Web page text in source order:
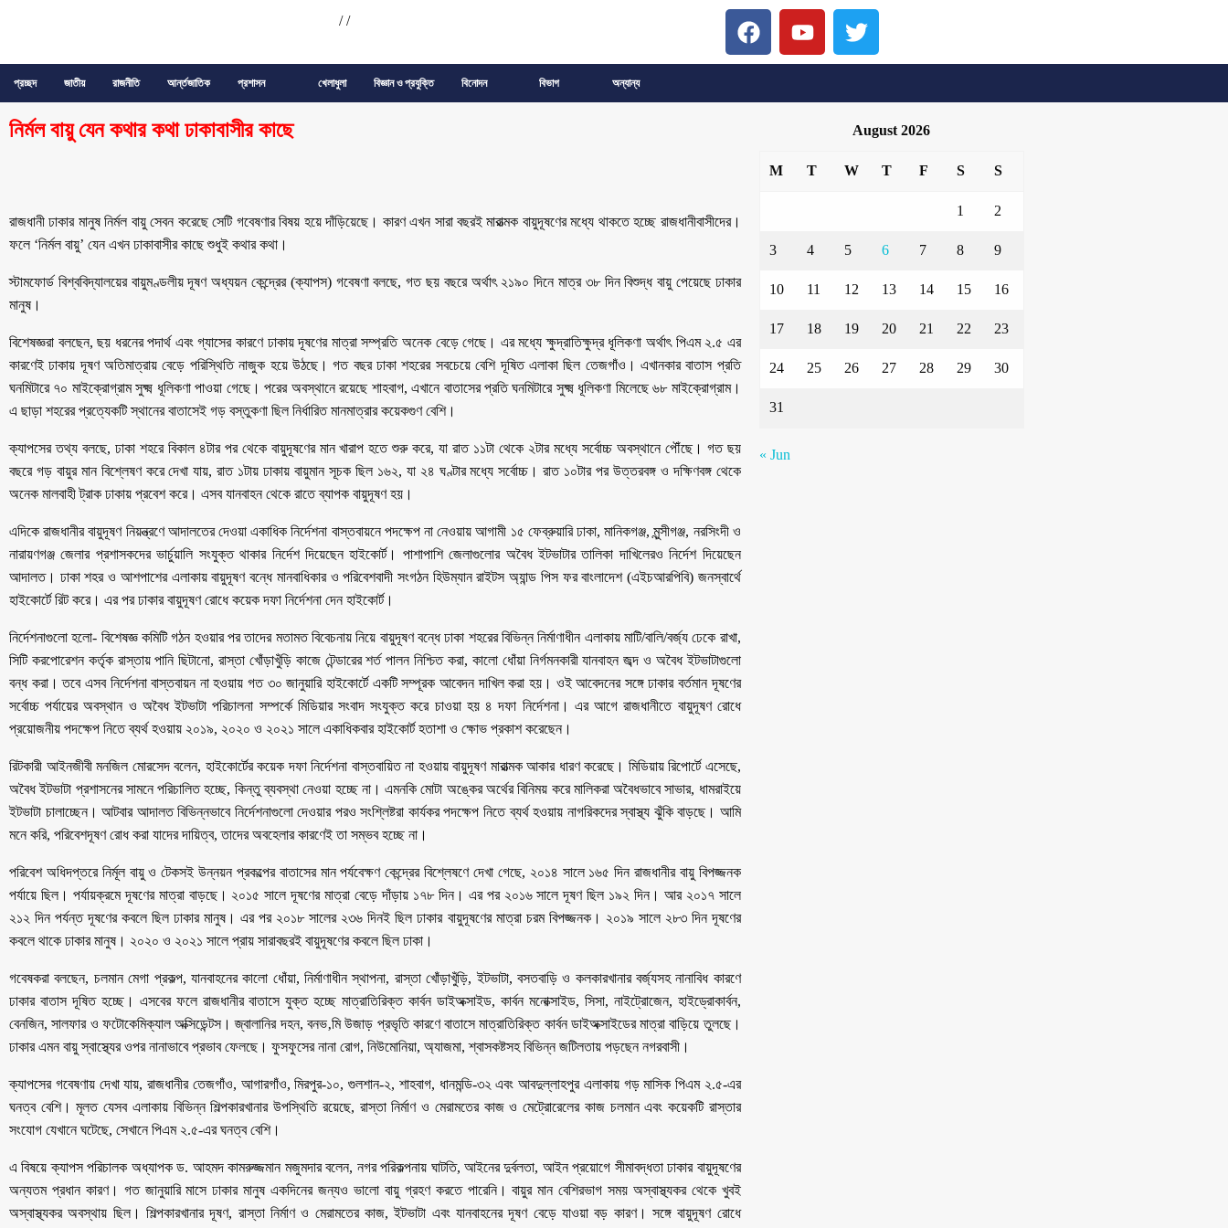
//
প্রচ্ছদ জাতীয় রাজনীতি আর্ন্তজাতিক প্রশাসন খেলাধুলা বিজ্ঞান ও প্রযুক্তি বিনোদন বিভাগ অন্যান্য
নির্মল বায়ু যেন কথার কথা ঢাকাবাসীর কাছে
রাজধানী ঢাকার মানুষ নির্মল বায়ু সেবন করেছে সেটি গবেষণার বিষয় হয়ে দাঁড়িয়েছে। কারণ এখন সারা বছরই মারাত্মক বায়ুদূষণের মধ্যে থাকতে হচ্ছে রাজধানীবাসীদের।
ফলে ‘নির্মল বায়ু’ যেন এখন ঢাকাবাসীর কাছে শুধুই কথার কথা।
স্টামফোর্ড বিশ্ববিদ্যালয়ের বায়ুমণ্ডলীয় দূষণ অধ্যয়ন কেন্দ্রের (ক্যাপস) গবেষণা বলছে, গত ছয় বছরে অর্থাৎ ২১৯০ দিনে মাত্র ৩৮ দিন বিশুদ্ধ বায়ু পেয়েছে ঢাকার
মানুষ।
বিশেষজ্ঞরা বলছেন, ছয় ধরনের পদার্থ এবং গ্যাসের কারণে ঢাকায় দূষণের মাত্রা সম্প্রতি অনেক বেড়ে গেছে। এর মধ্যে ক্ষুদ্রাতিক্ষুদ্র ধূলিকণা অর্থাৎ পিএম ২.৫ এর
কারণেই ঢাকায় দূষণ অতিমাত্রায় বেড়ে পরিস্থিতি নাজুক হয়ে উঠছে। গত বছর ঢাকা শহরের সবচেয়ে বেশি দূষিত এলাকা ছিল তেজগাঁও। এখানকার বাতাস প্রতি
ঘনমিটারে ৭০ মাইক্রোগ্রাম সুক্ষ্ম ধূলিকণা পাওয়া গেছে। পরের অবস্থানে রয়েছে শাহবাগ, এখানে বাতাসের প্রতি ঘনমিটারে সুক্ষ্ম ধূলিকণা মিলেছে ৬৮ মাইক্রোগ্রাম।
এ ছাড়া শহরের প্রত্যেকটি স্থানের বাতাসেই গড় বস্তুকণা ছিল নির্ধারিত মানমাত্রার কয়েকগুণ বেশি।
ক্যাপসের তথ্য বলছে, ঢাকা শহরে বিকাল ৪টার পর থেকে বায়ুদূষণের মান খারাপ হতে শুরু করে, যা রাত ১১টা থেকে ২টার মধ্যে সর্বোচ্চ অবস্থানে পৌঁছে। গত ছয়
বছরে গড় বায়ুর মান বিশ্লেষণ করে দেখা যায়, রাত ১টায় ঢাকায় বায়ুমান সূচক ছিল ১৬২, যা ২৪ ঘণ্টার মধ্যে সর্বোচ্চ। রাত ১০টার পর উত্তরবঙ্গ ও দক্ষিণবঙ্গ থেকে
অনেক মালবাহী ট্রাক ঢাকায় প্রবেশ করে। এসব যানবাহন থেকে রাতে ব্যাপক বায়ুদূষণ হয়।
এদিকে রাজধানীর বায়ুদূষণ নিয়ন্ত্রণে আদালতের দেওয়া একাধিক নির্দেশনা বাস্তবায়নে পদক্ষেপ না নেওয়ায় আগামী ১৫ ফেব্রুয়ারি ঢাকা, মানিকগঞ্জ, মুন্সীগঞ্জ, নরসিংদী ও
নারায়ণগঞ্জ জেলার প্রশাসকদের ভার্চুয়ালি সংযুক্ত থাকার নির্দেশ দিয়েছেন হাইকোর্ট। পাশাপাশি জেলাগুলোর অবৈধ ইটভাটার তালিকা দাখিলেরও নির্দেশ দিয়েছেন
আদালত। ঢাকা শহর ও আশপাশের এলাকায় বায়ুদূষণ বন্ধে মানবাধিকার ও পরিবেশবাদী সংগঠন হিউম্যান রাইটস অ্যান্ড পিস ফর বাংলাদেশ (এইচআরপিবি) জনস্বার্থে
হাইকোর্টে রিট করে। এর পর ঢাকার বায়ুদূষণ রোধে কয়েক দফা নির্দেশনা দেন হাইকোর্ট।
নির্দেশনাগুলো হলো- বিশেষজ্ঞ কমিটি গঠন হওয়ার পর তাদের মতামত বিবেচনায় নিয়ে বায়ুদূষণ বন্ধে ঢাকা শহরের বিভিন্ন নির্মাণাধীন এলাকায় মাটি/বালি/বর্জ্য ঢেকে রাখা,
সিটি করপোরেশন কর্তৃক রাস্তায় পানি ছিটানো, রাস্তা খোঁড়াখুঁড়ি কাজে টেন্ডারের শর্ত পালন নিশ্চিত করা, কালো ধোঁয়া নির্গমনকারী যানবাহন জব্দ ও অবৈধ ইটভাটাগুলো
বন্ধ করা। তবে এসব নির্দেশনা বাস্তবায়ন না হওয়ায় গত ৩০ জানুয়ারি হাইকোর্টে একটি সম্পূরক আবেদন দাখিল করা হয়। ওই আবেদনের সঙ্গে ঢাকার বর্তমান দূষণের
সর্বোচ্চ পর্যায়ের অবস্থান ও অবৈধ ইটভাটা পরিচালনা সম্পর্কে মিডিয়ার সংবাদ সংযুক্ত করে চাওয়া হয় ৪ দফা নির্দেশনা। এর আগে রাজধানীতে বায়ুদূষণ রোধে
প্রয়োজনীয় পদক্ষেপ নিতে ব্যর্থ হওয়ায় ২০১৯, ২০২০ ও ২০২১ সালে একাধিকবার হাইকোর্ট হতাশা ও ক্ষোভ প্রকাশ করেছেন।
রিটকারী আইনজীবী মনজিল মোরসেদ বলেন, হাইকোর্টের কয়েক দফা নির্দেশনা বাস্তবায়িত না হওয়ায় বায়ুদূষণ মারাত্মক আকার ধারণ করেছে। মিডিয়ায় রিপোর্টে এসেছে,
অবৈধ ইটভাটা প্রশাসনের সামনে পরিচালিত হচ্ছে, কিন্তু ব্যবস্থা নেওয়া হচ্ছে না। এমনকি মোটা অঙ্কের অর্থের বিনিময় করে মালিকরা অবৈধভাবে সাভার, ধামরাইয়ে
ইটভাটা চালাচ্ছেন। আটবার আদালত বিভিন্নভাবে নির্দেশনাগুলো দেওয়ার পরও সংশ্লিষ্টরা কার্যকর পদক্ষেপ নিতে ব্যর্থ হওয়ায় নাগরিকদের স্বাস্থ্য ঝুঁকি বাড়ছে। আমি
মনে করি, পরিবেশদূষণ রোধ করা যাদের দায়িত্ব, তাদের অবহেলার কারণেই তা সম্ভব হচ্ছে না।
পরিবেশ অধিদপ্তরে নির্মূল বায়ু ও টেকসই উন্নয়ন প্রকল্পের বাতাসের মান পর্যবেক্ষণ কেন্দ্রের বিশ্লেষণে দেখা গেছে, ২০১৪ সালে ১৬৫ দিন রাজধানীর বায়ু বিপজ্জনক
পর্যায়ে ছিল। পর্যায়ক্রমে দূষণের মাত্রা বাড়ছে। ২০১৫ সালে দূষণের মাত্রা বেড়ে দাঁড়ায় ১৭৮ দিন। এর পর ২০১৬ সালে দূষণ ছিল ১৯২ দিন। আর ২০১৭ সালে
২১২ দিন পর্যন্ত দূষণের কবলে ছিল ঢাকার মানুষ। এর পর ২০১৮ সালের ২৩৬ দিনই ছিল ঢাকার বায়ুদূষণের মাত্রা চরম বিপজ্জনক। ২০১৯ সালে ২৮৩ দিন দূষণের
কবলে থাকে ঢাকার মানুষ। ২০২০ ও ২০২১ সালে প্রায় সারাবছরই বায়ুদূষণের কবলে ছিল ঢাকা।
গবেষকরা বলছেন, চলমান মেগা প্রকল্প, যানবাহনের কালো ধোঁয়া, নির্মাণাধীন স্থাপনা, রাস্তা খোঁড়াখুঁড়ি, ইটভাটা, বসতবাড়ি ও কলকারখানার বর্জ্যসহ নানাবিধ কারণে
ঢাকার বাতাস দূষিত হচ্ছে। এসবের ফলে রাজধানীর বাতাসে যুক্ত হচ্ছে মাত্রাতিরিক্ত কার্বন ডাইঅক্সাইড, কার্বন মনোক্সাইড, সিসা, নাইট্রোজেন, হাইড্রোকার্বন,
বেনজিন, সালফার ও ফটোকেমিক্যাল অক্সিডেন্টস। জ্বালানির দহন, বনভ‚মি উজাড় প্রভৃতি কারণে বাতাসে মাত্রাতিরিক্ত কার্বন ডাইঅক্সাইডের মাত্রা বাড়িয়ে তুলছে।
ঢাকার এমন বায়ু স্বাস্থ্যের ওপর নানাভাবে প্রভাব ফেলছে। ফুসফুসের নানা রোগ, নিউমোনিয়া, অ্যাজমা, শ্বাসকষ্টসহ বিভিন্ন জটিলতায় পড়ছেন নগরবাসী।
ক্যাপসের গবেষণায় দেখা যায়, রাজধানীর তেজগাঁও, আগারগাঁও, মিরপুর-১০, গুলশান-২, শাহবাগ, ধানমন্ডি-৩২ এবং আবদুল্লাহপুর এলাকায় গড় মাসিক পিএম ২.৫-এর
ঘনত্ব বেশি। মূলত যেসব এলাকায় বিভিন্ন শিল্পকারখানার উপস্থিতি রয়েছে, রাস্তা নির্মাণ ও মেরামতের কাজ ও মেট্রোরেলের কাজ চলমান এবং কয়েকটি রাস্তার
সংযোগ যেখানে ঘটেছে, সেখানে পিএম ২.৫-এর ঘনত্ব বেশি।
এ বিষয়ে ক্যাপস পরিচালক অধ্যাপক ড. আহমদ কামরুজ্জমান মজুমদার বলেন, নগর পরিকল্পনায় ঘাটতি, আইনের দুর্বলতা, আইন প্রয়োগে সীমাবদ্ধতা ঢাকার বায়ুদূষণের
অন্যতম প্রধান কারণ। গত জানুয়ারি মাসে ঢাকার মানুষ একদিনের জন্যও ভালো বায়ু গ্রহণ করতে পারেনি। বায়ুর মান বেশিরভাগ সময় অস্বাস্থ্যকর থেকে খুবই
অস্বাস্থ্যকর অবস্থায় ছিল। শিল্পকারখানার দূষণ, রাস্তা নির্মাণ ও মেরামতের কাজ, ইটভাটা এবং যানবাহনের দূষণ বেড়ে যাওয়া বড় কারণ। সঙ্গে বায়ুদূষণ রোধে
August 2026
M T W T F S S
1 2
3 4 5 6 7 8 9
10 11 12 13 14 15 16
17 18 19 20 21 22 23
24 25 26 27 28 29 30
31
« Jun